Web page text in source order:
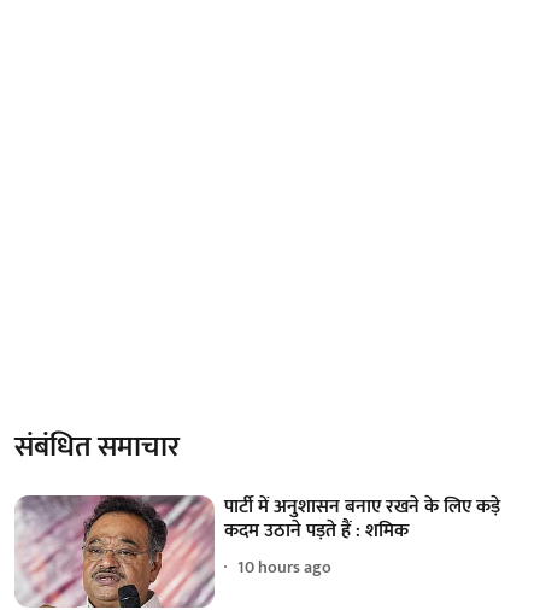
संबंधित समाचार
पार्टी में अनुशासन बनाए रखने के लिए कड़े
कदम उठाने पड़ते हैं : शमिक
10 hours ago